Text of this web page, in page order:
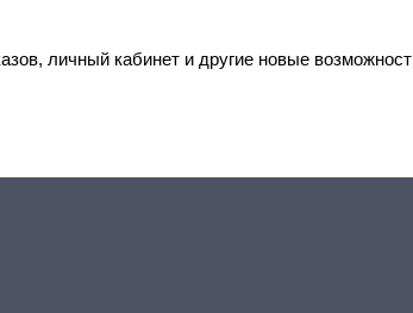
личный кабинет и другие новые